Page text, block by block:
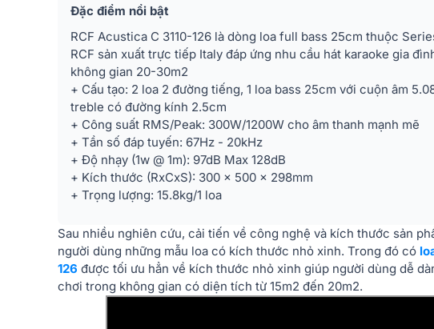
Đặc điểm nổi bật
RCF Acustica C 3110-126 là dòng loa full bass 25cm thuộc
RCF sản xuất trực tiếp Italy đáp ứng nhu cầu hát karaoke gia
không gian 20-30m2
+ Cấu tạo: 2 loa 2 đường tiếng, 1 loa bass 25cm với cuộn âm
treble có đường kính 2.5cm
+ Công suất RMS/Peak: 300W/1200W cho âm thanh mạnh mẽ
+ Tần số đáp tuyến: 67Hz - 20kHz
+ Độ nhạy (1w @ 1m): 97dB Max 128dB
+ Kích thước (RxCxS): 300 x 500 x 298mm
+ Trọng lượng: 15.8kg/1 loa
Sau nhiều nghiên cứu, cải tiến về công nghệ và kích thước sản
người dùng những mẫu loa có kích thước nhỏ xinh. Trong đó có
126 được tối ưu hẳn về kích thước nhỏ xinh giúp người dùng dễ
chơi trong không gian có diện tích từ 15m2 đến 20m2.